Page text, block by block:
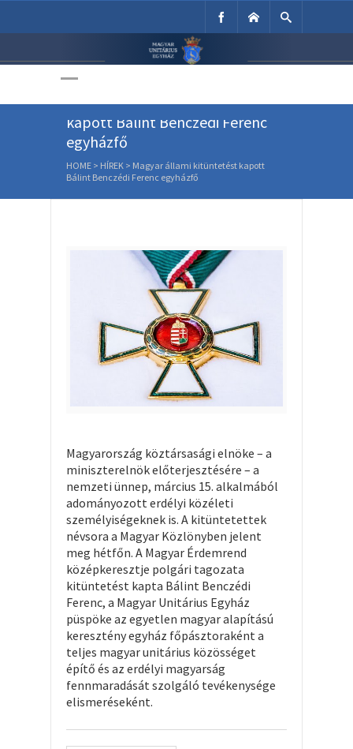
Unitárius Egyház
Magyar állami kitüntetést
kapott Bálint Benczédi Ferenc
egyházfő
HOME > HÍREK > Magyar állami kitüntetést kapott
Bálint Benczédi Ferenc egyházfő
Magyarország köztársasági elnöke – a
miniszterelnök előterjesztésére – a
nemzeti ünnep, március 15. alkalmából
adományozott erdélyi közéleti
személyiségeknek is. A kitüntetettek
névsora a Magyar Közlönyben jelent
meg hétfőn. A Magyar Érdemrend
középkeresztje polgári tagozata
kitüntetést kapta Bálint Benczédi
Ferenc, a Magyar Unitárius Egyház
püspöke az egyetlen magyar alapítású
keresztény egyház főpásztoraként a
teljes magyar unitárius közösséget
építő és az erdélyi magyarság
fennmaradását szolgáló tevékenysége
elismeréseként.